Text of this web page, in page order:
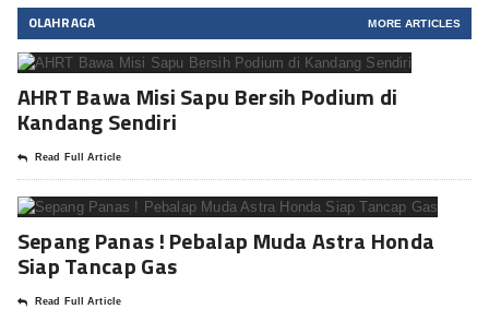
OLAHRAGA MORE ARTICLES
AHRT Bawa Misi Sapu Bersih Podium di
Kandang Sendiri
Read Full Article
Sepang Panas ! Pebalap Muda Astra Honda
Siap Tancap Gas
Read Full Article